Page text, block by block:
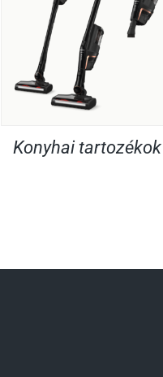
Konyhai tartozékok